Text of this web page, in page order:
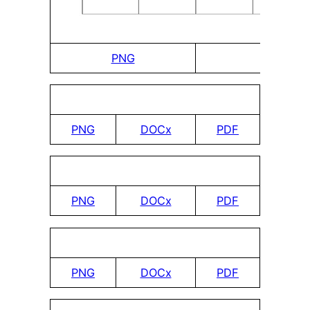
PNG
PNG DOCx PDF
PNG DOCx PDF
PNG DOCx PDF